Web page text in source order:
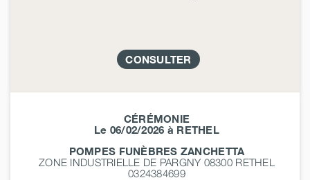
CONSULTER
CÉRÉMONIE
Le 06/02/2026 à RETHEL
POMPES FUNÈBRES ZANCHETTA
ZONE INDUSTRIELLE DE PARGNY 08300 RETHEL
0324384699